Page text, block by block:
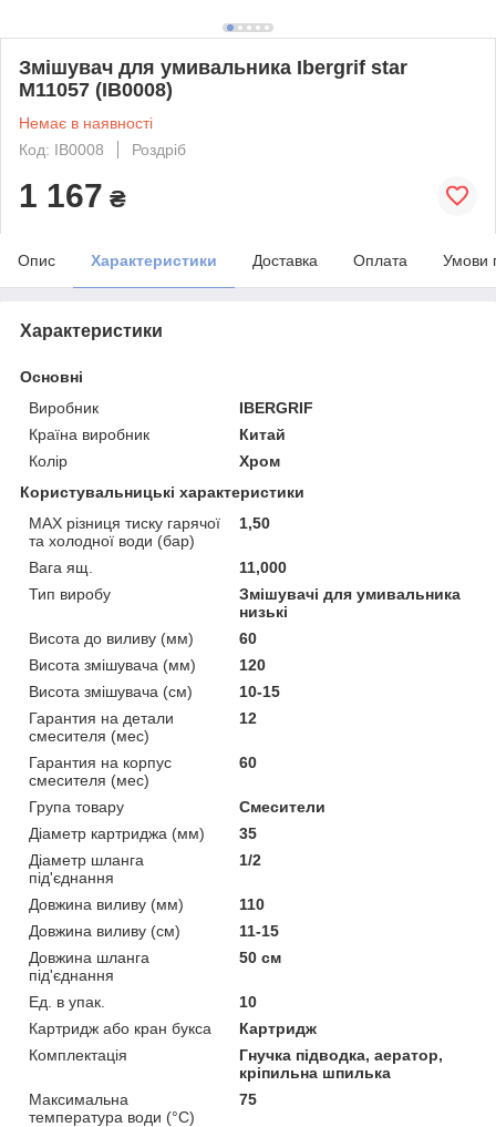
Змішувач для умивальника Ibergrif star
M11057 (IB0008)
Немає в наявності
Код: IB0008
Роздріб
1 167 ₴
Опис Характеристики Доставка Оплата Умови
Характеристики
Основні
Виробник
IBERGRIF
Країна виробник
Китай
Колір
Хром
Користувальницькі характеристики
MAX різниця тиску гарячої
та холодної води (бар)
1,50
Вага ящ.
11,000
Тип виробу
Змішувачі для умивальника
низькі
Висота до виливу (мм)
60
Висота змішувача (мм)
120
Висота змішувача (см)
10-15
Гарантия на детали
смесителя (мес)
12
Гарантия на корпус
смесителя (мес)
60
Група товару
Смесители
Діаметр картриджа (мм)
35
Діаметр шланга
під'єднання
1/2
Довжина виливу (мм)
110
Довжина виливу (см)
11-15
Довжина шланга
під'єднання
50 см
Ед. в упак.
10
Картридж або кран букса
Картридж
Комплектація
Гнучка підводка, аератор,
кріпильна шпилька
Максимальна
температура води (°C)
75